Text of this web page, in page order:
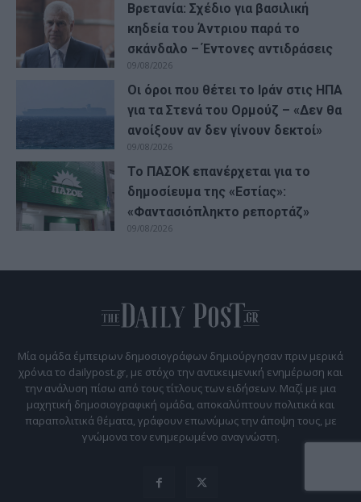
Βρετανία: Σχέδιο για βασιλική
κηδεία του Άντριου παρά το
σκάνδαλο – Έντονες αντιδράσεις
09/08/2026
Οι όροι που θέτει το Ιράν στις ΗΠΑ
για τα Στενά του Ορμούζ – «Δεν θα
ανοίξουν αν δεν γίνουν δεκτοί»
09/08/2026
Το ΠΑΣΟΚ επανέρχεται για το
δημοσίευμα της «Εστίας»:
«Φαντασιόπληκτο ρεπορτάζ»
09/08/2026
Μία ομάδα έμπειρων δημοσιογράφων δημιούργησαν πριν μερικά
χρόνια το dailypost.gr, με στόχο την αντικειμενική ενημέρωση και
την ανάλυση πίσω από τους τίτλους των ειδήσεων. Μαζί με μια
μαχητική δημοσιογραφική ομάδα, αποκαλύπτουν πολιτικά και
παραπολιτικά θέματα, γράφουν επωνύμως την άποψη τους, με
γνώμονα τον ενημερωμένο αναγνώστη.